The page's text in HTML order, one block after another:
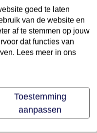
goed te laten
van de website en
af te stemmen op jouw
dat functies van
Lees meer in ons
Toestemming
aanpassen